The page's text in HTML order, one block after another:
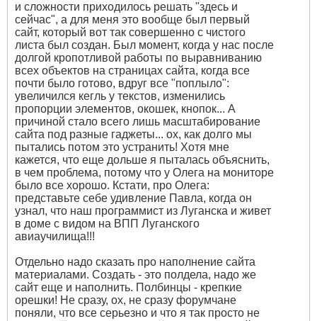
и сложности приходилось решать "здесь и
сейчас", а для меня это вообще был первый
сайт, который вот так совершенно с чистого
листа был создан. Был момент, когда у нас после
долгой кропотливой работы по выравниванию
всех объектов на страницах сайта, когда все
почти было готово, вдруг все "поплыло":
увеличился кегль у текстов, изменились
пропорции элементов, окошек, кнопок... А
причиной стало всего лишь масштабирование
сайта под разные гаджеты... ох, как долго мы
пытались потом это устранить! Хотя мне
кажется, что еще дольше я пыталась объяснить,
в чем проблема, потому что у Олега на мониторе
было все хорошо. Кстати, про Олега:
представьте себе удивление Павла, когда он
узнал, что наш программист из Луганска и живет
в доме с видом на ВПП Луганского
авиаучилища!!!
Отдельно надо сказать про наполнение сайта
материалами. Создать - это полдела, надо же
сайт еще и наполнить. Полбинцы - крепкие
орешки! Не сразу, ох, не сразу форумчане
поняли, что все серьезно и что я так просто не